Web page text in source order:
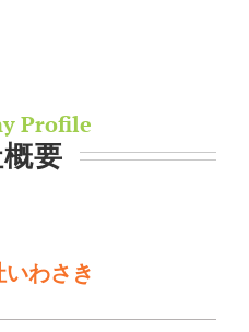
Profile
要
わさき